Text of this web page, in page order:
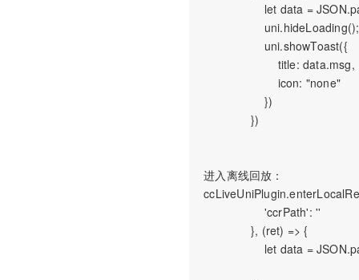
let data =
                   uni.hideLoading();
                   uni.showToast({
                       title: data.msg,
                       icon: "none"
                   })
               })
进入离线回放：
                   'ccrPath': ''
               }, (ret) => {
let data =